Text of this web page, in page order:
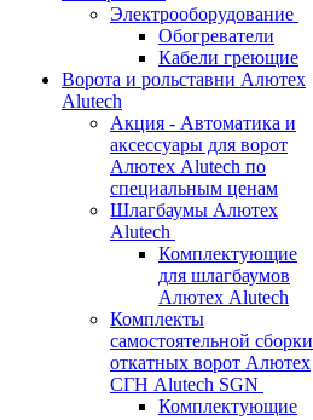
Электрооборудование
Обогреватели
Кабели греющие
Ворота и рольставни Алютех
Alutech
Акция - Автоматика и
аксессуары для ворот
Алютех Alutech по
специальным ценам
Шлагбаумы Алютех
Alutech
Комплектующие
для шлагбаумов
Алютех Alutech
Комплекты
самостоятельной сборки
откатных ворот Алютех
СГН Alutech SGN
Комплектующие